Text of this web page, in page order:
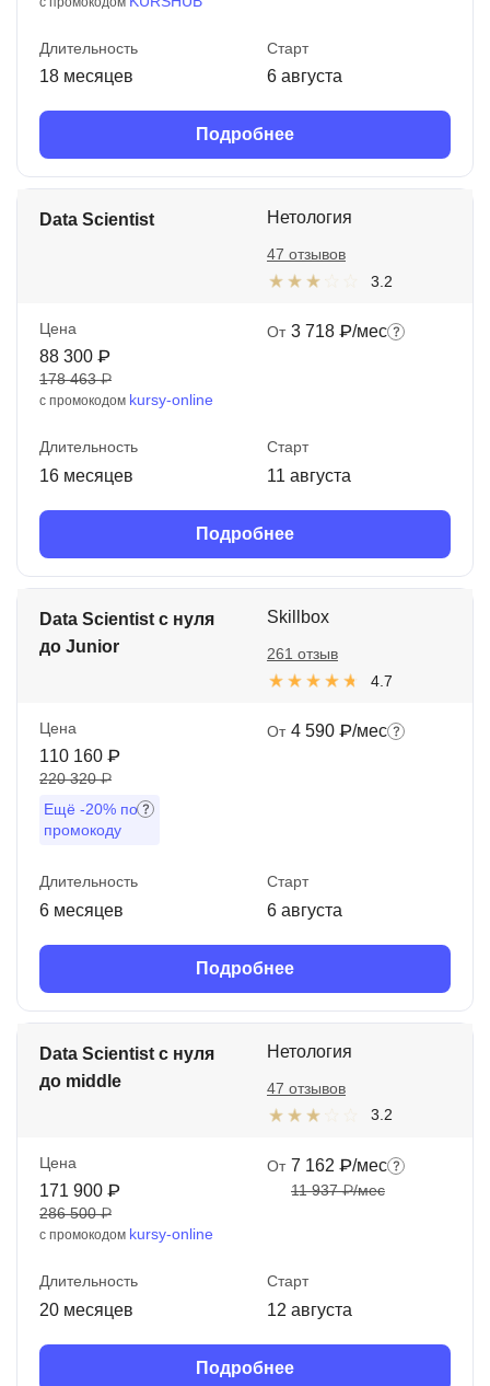
Длительность
18 месяцев
Старт
6 августа
Подробнее
Data Scientist Нетология
3.2
47 отзывов
Цена
88 300 ₽
178 463 ₽
с промокодом kursy-online
От 3 718 ₽/мес
Длительность
16 месяцев
Старт
11 августа
Подробнее
Data Scientist с нуля
до Junior
Skillbox
4.7
261 отзыв
Цена
110 160 ₽
220 320 ₽
Ещё -20% по
промокоду
От 4 590 ₽/мес
Длительность
6 месяцев
Старт
6 августа
Подробнее
Data Scientist с нуля
до middle
Нетология
3.2
47 отзывов
Цена
171 900 ₽
286 500 ₽
с промокодом kursy-online
От 7 162 ₽/мес
11 937 ₽/мес
Длительность
20 месяцев
Старт
12 августа
Подробнее